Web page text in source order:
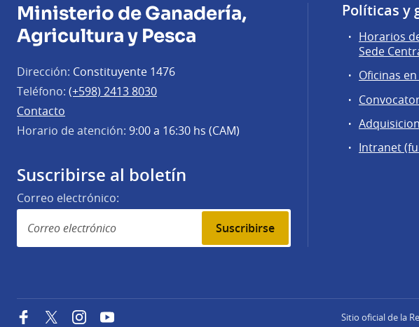
Ministerio de Ganadería,
Agricultura y Pesca
Dirección: Constituyente 1476
Teléfono: (+598) 2413 8030
Contacto
Horario de atención: 9:00 a 16:30 hs (CAM)
Suscribirse al boletín
Correo electrónico:
Suscribirse
Políticas y
Horarios
Sede
Oficinas
Intranet
FacebookTwitterInstagramYouTube Sitio oficial de la